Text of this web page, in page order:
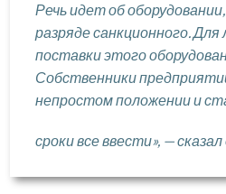
Речь идет об
разряде санкционного. Для
поставки этого
Собственники
непростом положении и
сроки все ввести», — сказал